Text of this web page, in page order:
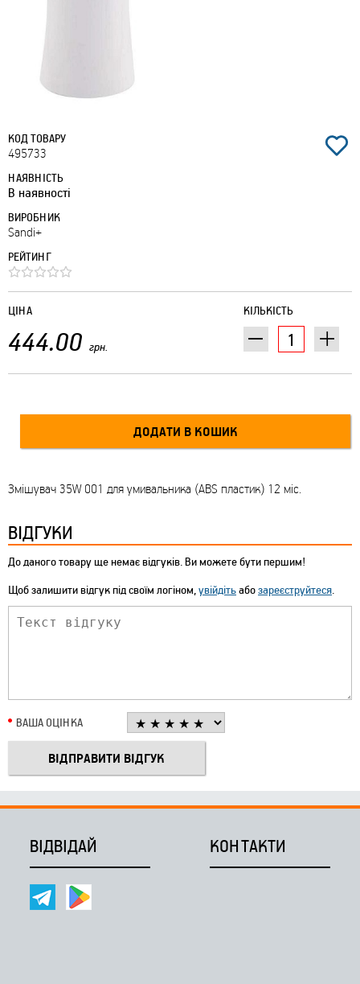
КОД ТОВАРУ
495733
НАЯВНІСТЬ
В наявності
ВИРОБНИК
Sandi+
РЕЙТИНГ
КІЛЬКІСТЬ
ЦІНА
444.00 грн.
Змішувач 35W 001 для умивальника (ABS пластик) 12 міс.
ВІДГУКИ
До даного товару ще немає відгуків. Ви можете бути першим!
Щоб залишити відгук під своїм логіном,увійдітьабозареєструйтеся.
ВАША ОЦІНКА
ВІДВІДАЙ КОНТАКТИ